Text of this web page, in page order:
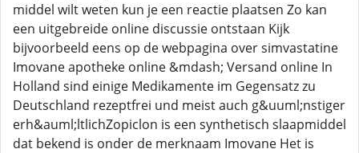
middel wilt weten kun je een reactie plaatsen Zo kan
een uitgebreide online discussie ontstaan Kijk
bijvoorbeeld eens op de webpagina over simvastatine
Imovane apotheke online &mdash; Versand online In
Holland sind einige Medikamente im Gegensatz zu
Deutschland rezeptfrei und meist auch g&uuml;nstiger
erh&auml;ltlichZopiclon is een synthetisch slaapmiddel
dat bekend is onder de merknaam Imovane Het is